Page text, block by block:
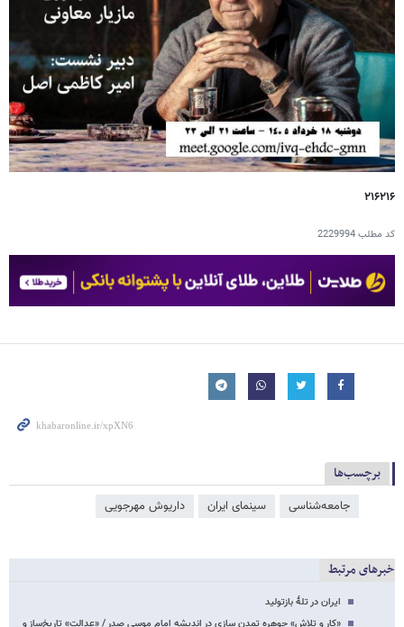
۲۱۶۲۱۶
کد مطلب2229994
برچسب‌ها
جامعه‌شناسی سینمای ایران داریوش مهرجویی
خبرهای مرتبط
ایران در تلۀ بازتولید
«کار و تلاش» جوهره تمدن سازی در اندیشه امام موسی صدر / «عدالت» تاریخ‌ساز و